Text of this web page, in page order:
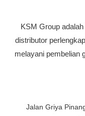
KSM Group
distributor
melayani pembelian
Jalan Griya